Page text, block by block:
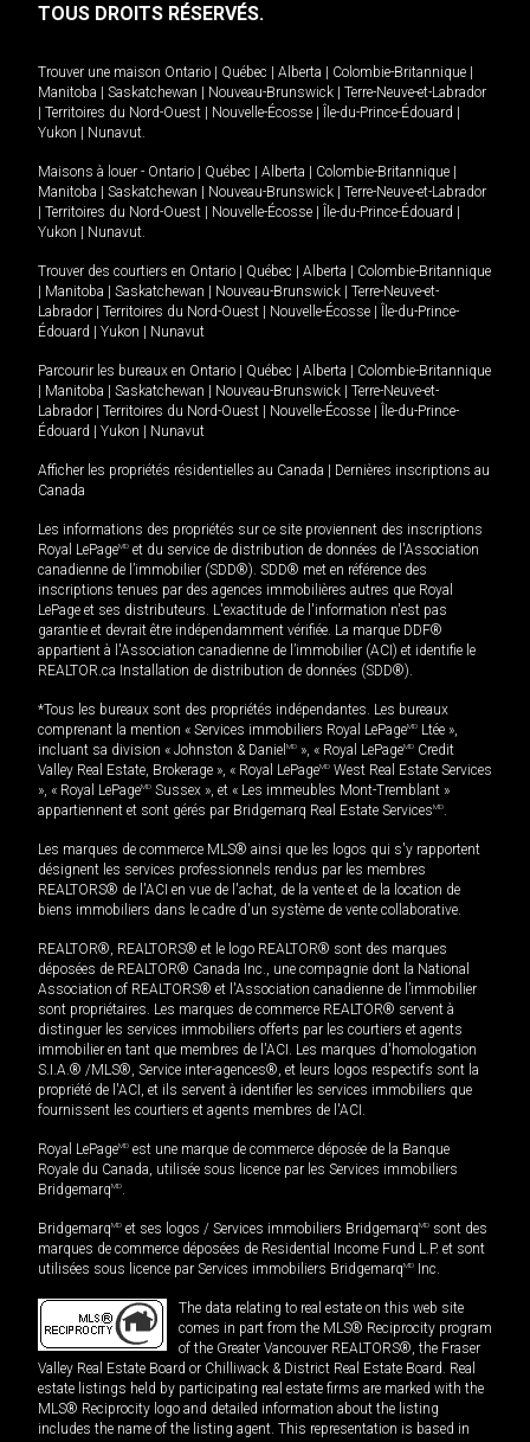
TOUS DROITS RÉSERVÉS.
Trouver une maison Ontario | Québec | Alberta | Colombie-Britannique |
Manitoba | Saskatchewan | Nouveau-Brunswick | Terre-Neuve-et-Labrador
| Territoires du Nord-Ouest | Nouvelle-Écosse | Île-du-Prince-Édouard |
Yukon | Nunavut
Maisons à louer - Ontario | Québec | Alberta | Colombie-Britannique |
Manitoba | Saskatchewan | Nouveau-Brunswick | Terre-Neuve-et-Labrador
| Territoires du Nord-Ouest | Nouvelle-Écosse | Île-du-Prince-Édouard |
Yukon | Nunavut
Trouver des courtiers en Ontario | Québec | Alberta | Colombie-Britannique
| Manitoba | Saskatchewan | Nouveau-Brunswick | Terre-Neuve-et-
Labrador | Territoires du Nord-Ouest | Nouvelle-Écosse | Île-du-Prince-
Édouard | Yukon | Nunavut
Parcourir les bureaux en Ontario | Québec | Alberta | Colombie-Britannique
| Manitoba | Saskatchewan | Nouveau-Brunswick | Terre-Neuve-et-
Labrador | Territoires du Nord-Ouest | Nouvelle-Écosse | Île-du-Prince-
Édouard | Yukon | Nunavut
Afficher les propriétés résidentielles au Canada | Dernières inscriptions au
Canada
Les informations des propriétés sur ce site proviennent des inscriptions
Royal LePageMD et du service de distribution de données de l'Association
canadienne de l’immobilier (SDD®). SDD® met en référence des
inscriptions tenues par des agences immobilières autres que Royal
LePage et ses distributeurs. L'exactitude de l'information n'est pas
garantie et devrait être indépendamment vérifiée. La marque DDF®
appartient à l'Association canadienne de l’immobilier (ACI) et identifie le
REALTOR.ca Installation de distribution de données (SDD®).
*Tous les bureaux sont des propriétés indépendantes. Les bureaux
comprenant la mention « Services immobiliers Royal LePageMD Ltée »,
incluant sa division « Johnston & Daniel MD », « Royal LePageMD Credit
Valley Real Estate, Brokerage », « Royal LePageMD West Real Estate Services
», « Royal LePageMD Sussex », et « Les immeubles Mont-Tremblant »
appartiennent et sont gérés par Bridgemarq Real Estate ServicesMD
Les marques de commerce MLS® ainsi que les logos qui s'y rapportent
désignent les services professionnels rendus par les membres
REALTORS® de l'ACI en vue de l'achat, de la vente et de la location de
biens immobiliers dans le cadre d'un système de vente collaborative.
REALTOR®, REALTORS® et le logo REALTOR® sont des marques
déposées de REALTOR® Canada Inc., une compagnie dont la National
Association of REALTORS® et l'Association canadienne de l’immobilier
sont propriétaires. Les marques de commerce REALTOR® servent à
distinguer les services immobiliers offerts par les courtiers et agents
immobilier en tant que membres de l'ACI. Les marques d'homologation
S.I.A.® /MLS®, Service inter-agences®, et leurs logos respectifs sont la
propriété de l'ACI, et ils servent à identifier les services immobiliers que
fournissent les courtiers et agents membres de l'ACI.
Royal LePageMD est une marque de commerce déposée de la Banque
Royale du Canada, utilisée sous licence par les Services immobiliers
BridgemarqMD
BridgemarqMD et ses logos / Services immobiliers BridgemarqMD sont des
marques de commerce déposées de Residential Income Fund L.P. et sont
utilisées sous licence par Services immobiliers BridgemarqMD Inc.
The data relating to real estate on this web site
comes in part from the MLS® Reciprocity program
of the Greater Vancouver REALTORS®, the Fraser
Valley Real Estate Board or Chilliwack & District Real Estate Board. Real
estate listings held by participating real estate firms are marked with the
MLS® Reciprocity logo and detailed information about the listing
includes the name of the listing agent. This representation is based in